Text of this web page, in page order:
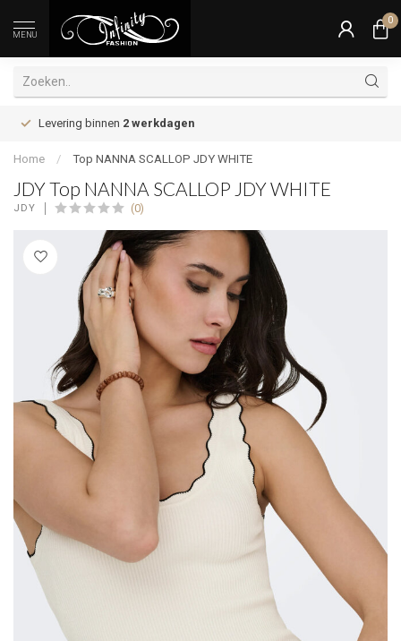
MENU
0
Levering binnen 2 werkdagen
Home / Top NANNA SCALLOP JDY WHITE
JDY Top NANNA SCALLOP JDY WHITE
JDY (0)